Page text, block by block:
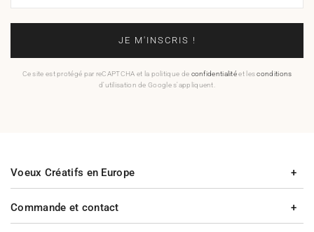
JE M'INSCRIS !
Ce site est protégé par reCAPTCHA et la politique de confidentialitéet lesconditions
d'utilisation de Google s'appliquent.
Commande et contact
Voeux Créatifs en Europe